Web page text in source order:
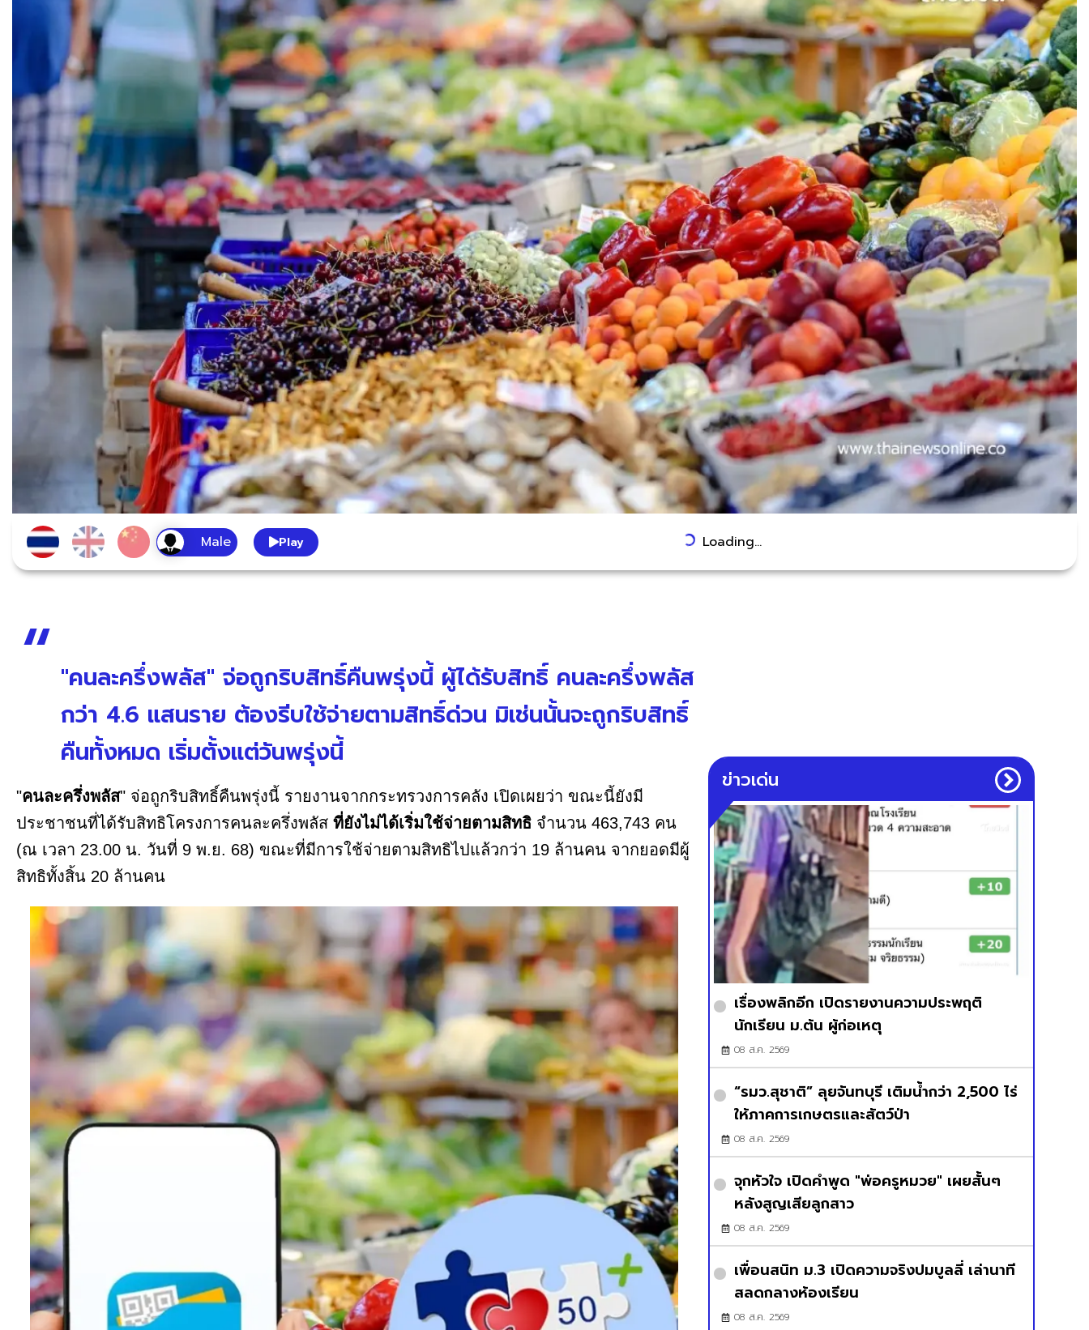
Play Loading...
"คนละครึ่งพลัส" จ่อถูกริบสิทธิ์คืนพรุ่งนี้ ผู้ได้รับสิทธิ์ คนละครึ่งพลัส
กว่า 4.6 แสนราย ต้องรีบใช้จ่ายตามสิทธิ์ด่วน มิเช่นนั้นจะถูกริบสิทธิ์
คืนทั้งหมด เริ่มตั้งแต่วันพรุ่งนี้
"คนละครึ่งพลัส" จ่อถูกริบสิทธิ์คืนพรุ่งนี้ รายงานจากกระทรวงการคลัง เปิดเผยว่า ขณะนี้ยังมี
ประชาชนที่ได้รับสิทธิโครงการคนละครึ่งพลัส ที่ยังไม่ได้เริ่มใช้จ่ายตามสิทธิ จำนวน 463,743 คน
(ณ เวลา 23.00 น. วันที่ 9 พ.ย. 68) ขณะที่มีการใช้จ่ายตามสิทธิไปแล้วกว่า 19 ล้านคน จากยอดมีผู้
สิทธิทั้งสิ้น 20 ล้านคน
ข่าวเด่น
เรื่องพลิกอีก เปิดรายงานความประพฤติ
นักเรียน ม.ต้น ผู้ก่อเหตุ
08 ส.ค. 2569
“รมว.สุชาติ” ลุยจันทบุรี เติมน้ำกว่า 2,500 ไร่
ให้ภาคการเกษตรและสัตว์ป่า
08 ส.ค. 2569
จุกหัวใจ เปิดคำพูด "พ่อครูหมวย" เผยสั้นๆ
หลังสูญเสียลูกสาว
08 ส.ค. 2569
เพื่อนสนิท ม.3 เปิดความจริงปมบูลลี่ เล่านาที
สลดกลางห้องเรียน
08 ส.ค. 2569